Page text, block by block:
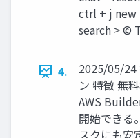
ctrl + j new
search > ©
4.
2025/05/24
ン 特徴 無
AWS
開始できる
スクにも安